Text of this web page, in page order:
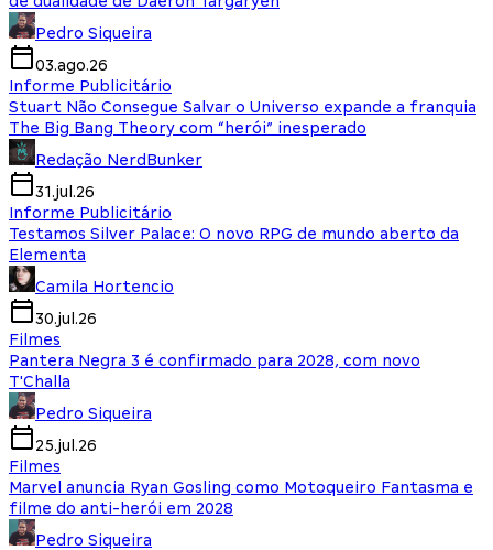
Pedro Siqueira
03.ago.26
Informe Publicitário
Stuart Não Consegue Salvar o Universo expande a franquia
The Big Bang Theory com “herói” inesperado
Redação NerdBunker
31.jul.26
Informe Publicitário
Testamos Silver Palace: O novo RPG de mundo aberto da
Elementa
Camila Hortencio
30.jul.26
Filmes
Pantera Negra 3 é confirmado para 2028, com novo
T'Challa
Pedro Siqueira
25.jul.26
Filmes
Marvel anuncia Ryan Gosling como Motoqueiro Fantasma e
filme do anti-herói em 2028
Pedro Siqueira